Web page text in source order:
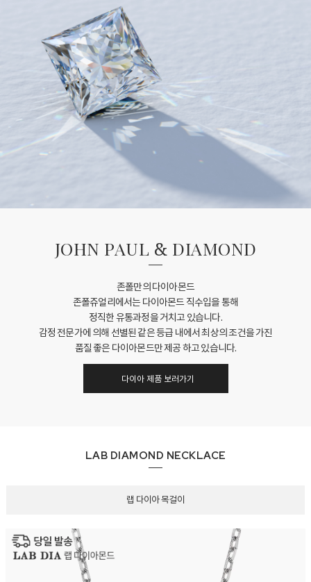
JOHN PAUL & DIAMOND
존폴만의 다이아몬드
존폴쥬얼리에서는 다이아몬드 직수입을 통해
정직한 유통과정을 거치고 있습니다.
감정 전문가에 의해 선별된 같은 등급 내에서 최상의 조건을 가진
품질 좋은 다이아몬드만 제공 하고 있습니다.
다이아 제품 보러가기
LAB DIAMOND NECKLACE
랩 다이아 목걸이